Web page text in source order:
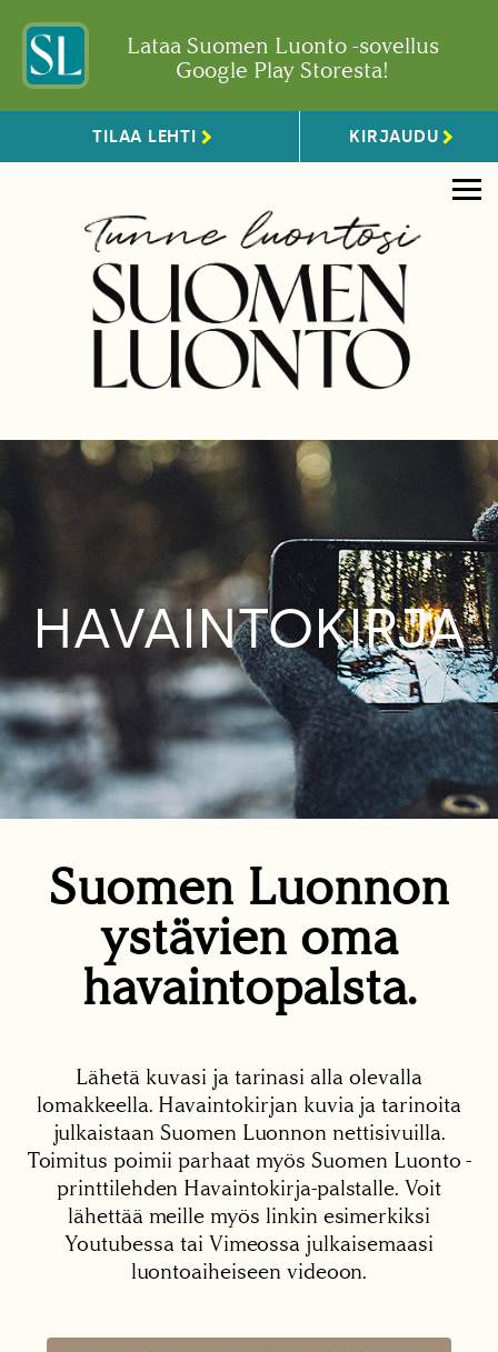
Lataa Suomen Luonto -sovellus
Google Play Storesta!
TILAA LEHTI KIRJAUDU
HAVAINTOKIRJA
Suomen Luonnon
ystävien oma
havaintopalsta.
Lähetä kuvasi ja tarinasi alla olevalla
lomakkeella. Havaintokirjan kuvia ja tarinoita
julkaistaan Suomen Luonnon nettisivuilla.
Toimitus poimii parhaat myös Suomen Luonto -
printtilehden Havaintokirja-palstalle. Voit
lähettää meille myös linkin esimerkiksi
Youtubessa tai Vimeossa julkaisemaasi
luontoaiheiseen videoon.